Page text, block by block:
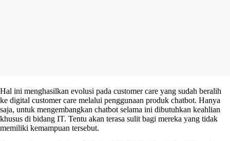
Hal ini menghasilkan evolusi pada customer care yang sudah beralih
ke digital customer care melalui penggunaan produk chatbot. Hanya
saja, untuk mengembangkan chatbot selama ini dibutuhkan keahlian
khusus di bidang IT. Tentu akan terasa sulit bagi mereka yang tidak
memiliki kemampuan tersebut.